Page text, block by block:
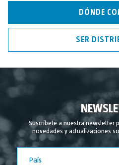
DÓNDE
SER
Suscríbete a nuestra newsletter
novedades y actualizaciones
País